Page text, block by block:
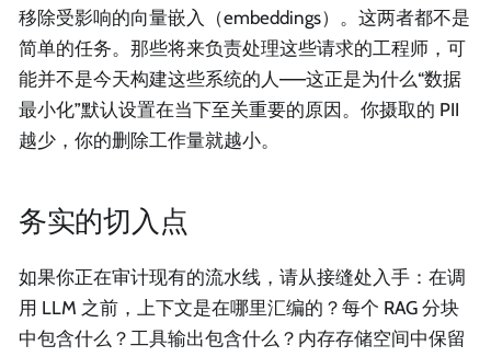
移除受影响的向量嵌入（embeddings）。这两者都不是
简单的任务。那些将来负责处理这些请求的工程师，可
能并不是今天构建这些系统的人——这正是为什么“数据
最小化”默认设置在当下至关重要的原因。你摄取的 PII
越少，你的删除工作量就越小。
务实的切入点
如果你正在审计现有的流水线，请从接缝处入手：在调
用 LLM 之前，上下文是在哪里汇编的？每个 RAG 分块
中包含什么？工具输出包含什么？内存存储空间中保留